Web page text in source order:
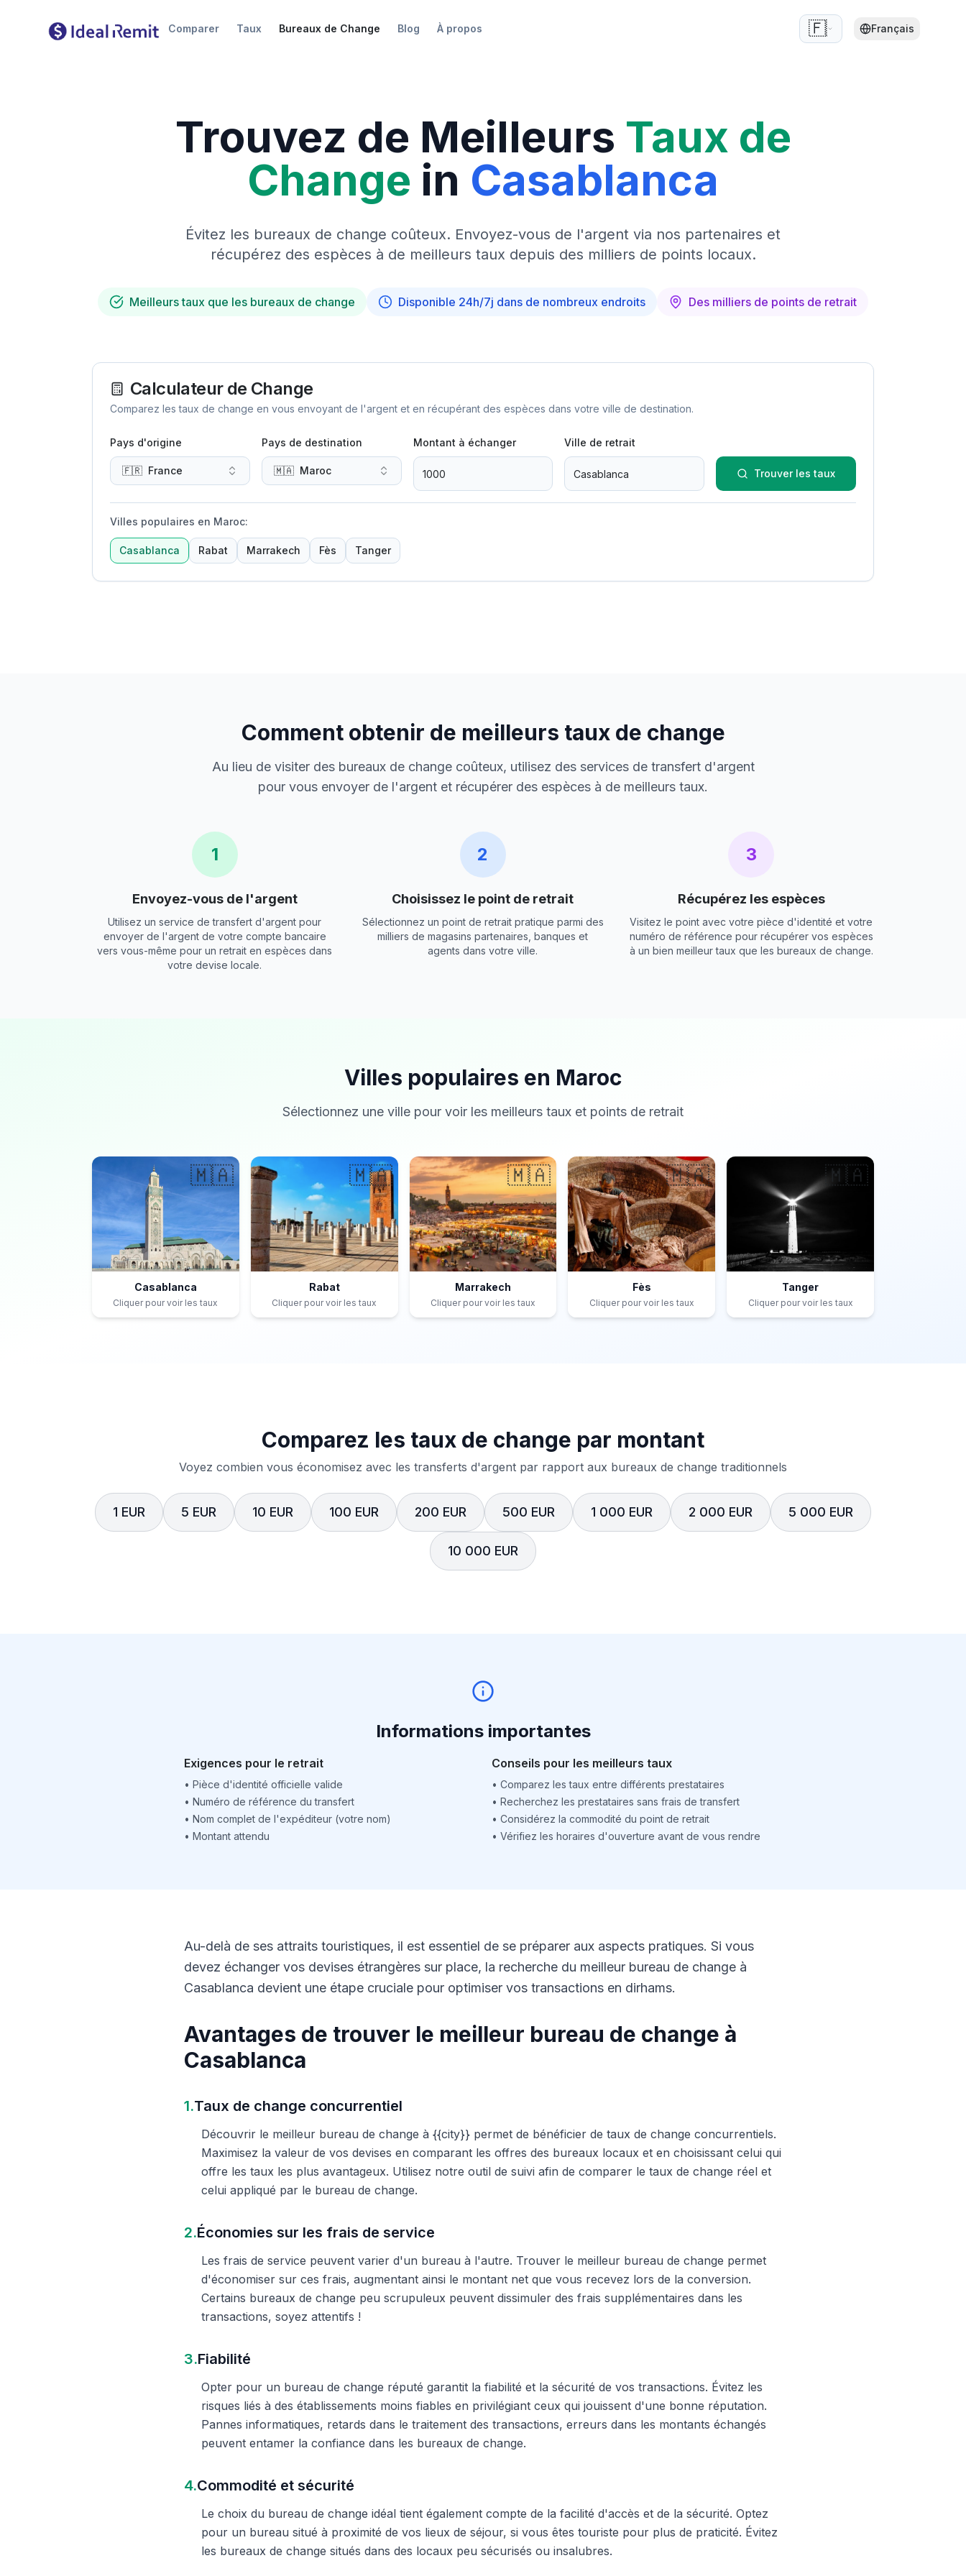
Comparer Taux Bureaux de Change Blog À propos 🇫🇷 Français
Trouvez de Meilleurs Taux de
Change in Casablanca
Évitez les bureaux de change coûteux. Envoyez-vous de l'argent via nos partenaires et
récupérez des espèces à de meilleurs taux depuis des milliers de points locaux.
Meilleurs taux que les bureaux de change Disponible 24h/7j dans de nombreux endroits Des milliers de points de retrait
Calculateur de Change
Comparez les taux de change en vous envoyant de l'argent et en récupérant des espèces dans votre ville de destination.
Pays d'origine
🇫🇷 France
Pays de destination
🇲🇦 Maroc
Montant à échanger Ville de retrait
Trouver les taux
Villes populaires en Maroc:
Casablanca Rabat Marrakech Fès Tanger
Comment obtenir de meilleurs taux de change
Au lieu de visiter des bureaux de change coûteux, utilisez des services de transfert d'argent
pour vous envoyer de l'argent et récupérer des espèces à de meilleurs taux.
1
Envoyez-vous de l'argent
Utilisez un service de transfert d'argent pour
envoyer de l'argent de votre compte bancaire
vers vous-même pour un retrait en espèces dans
votre devise locale.
2
Choisissez le point de retrait
Sélectionnez un point de retrait pratique parmi des
milliers de magasins partenaires, banques et
agents dans votre ville.
3
Récupérez les espèces
Visitez le point avec votre pièce d'identité et votre
numéro de référence pour récupérer vos espèces
à un bien meilleur taux que les bureaux de change.
Villes populaires en Maroc
Sélectionnez une ville pour voir les meilleurs taux et points de retrait
🇲🇦
Casablanca
Cliquer pour voir les taux
🇲🇦
Rabat
Cliquer pour voir les taux
🇲🇦
Marrakech
Cliquer pour voir les taux
🇲🇦
Fès
Cliquer pour voir les taux
🇲🇦
Tanger
Cliquer pour voir les taux
Comparez les taux de change par montant
Voyez combien vous économisez avec les transferts d'argent par rapport aux bureaux de change traditionnels
1 EUR 5 EUR 10 EUR 100 EUR 200 EUR 500 EUR 1 000 EUR 2 000 EUR 5 000 EUR
10 000 EUR
Informations importantes
Exigences pour le retrait
• Pièce d'identité officielle valide
• Numéro de référence du transfert
• Nom complet de l'expéditeur (votre nom)
• Montant attendu
Conseils pour les meilleurs taux
• Comparez les taux entre différents prestataires
• Recherchez les prestataires sans frais de transfert
• Considérez la commodité du point de retrait
• Vérifiez les horaires d'ouverture avant de vous rendre
Au-delà de ses attraits touristiques, il est essentiel de se préparer aux aspects pratiques. Si vous
devez échanger vos devises étrangères sur place, la recherche du meilleur bureau de change à
Casablanca devient une étape cruciale pour optimiser vos transactions en dirhams.
Avantages de trouver le meilleur bureau de change à
Casablanca
1.Taux de change concurrentiel
Découvrir le meilleur bureau de change à {{city}} permet de bénéficier de taux de change concurrentiels.
Maximisez la valeur de vos devises en comparant les offres des bureaux locaux et en choisissant celui qui
offre les taux les plus avantageux. Utilisez notre outil de suivi afin de comparer le taux de change réel et
celui appliqué par le bureau de change.
2.Économies sur les frais de service
Les frais de service peuvent varier d'un bureau à l'autre. Trouver le meilleur bureau de change permet
d'économiser sur ces frais, augmentant ainsi le montant net que vous recevez lors de la conversion.
Certains bureaux de change peu scrupuleux peuvent dissimuler des frais supplémentaires dans les
transactions, soyez attentifs !
3.Fiabilité
Opter pour un bureau de change réputé garantit la fiabilité et la sécurité de vos transactions. Évitez les
risques liés à des établissements moins fiables en privilégiant ceux qui jouissent d'une bonne réputation.
Pannes informatiques, retards dans le traitement des transactions, erreurs dans les montants échangés
peuvent entamer la confiance dans les bureaux de change.
4.Commodité et sécurité
Le choix du bureau de change idéal tient également compte de la facilité d'accès et de la sécurité. Optez
pour un bureau situé à proximité de vos lieux de séjour, si vous êtes touriste pour plus de praticité. Évitez
les bureaux de change situés dans des locaux peu sécurisés ou insalubres.